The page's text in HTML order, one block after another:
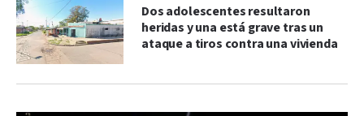
Dos adolescentes resultaron
heridas y una está grave tras un
ataque a tiros contra una vivienda